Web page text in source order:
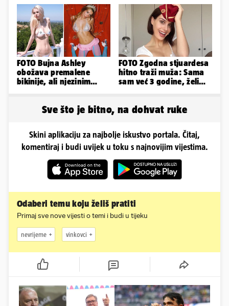
FOTO Bujna Ashley
obožava premalene
bikinije, ali njezinim
FOTO Zgodna stjuardesa
hitno traži muža: Sama
sam već 3 godine, želim
Sve što je bitno, na dohvat ruke
Skini aplikaciju za najbolje iskustvo portala. Čitaj,
komentiraj i budi uvijek u toku s najnovijim vijestima.
Odaberi temu koju želiš pratiti
Primaj sve nove vijesti o temi i budi u tijeku
nevrijeme vinkovci